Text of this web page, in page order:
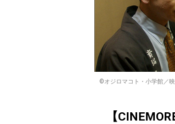
©オジロマコト・小学館／
【